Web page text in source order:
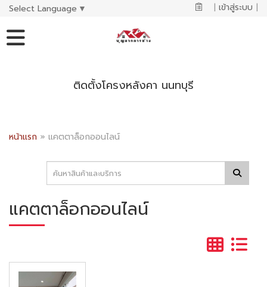
Select Language ▼ | เข้าสู่ระบบ |
ติดตั้งโครงหลังคา นนทบุรี
หน้าแรก » แคตตาล็อกออนไลน์
แคตตาล็อกออนไลน์